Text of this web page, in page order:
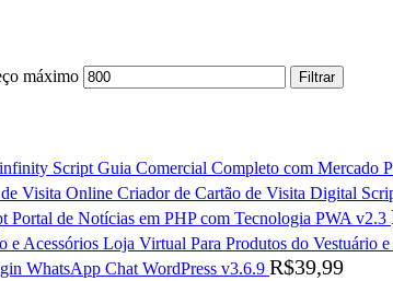
máximo Filtrar
Script Guia Comercial Completo com Mercado
Criador de Cartão de Visita Digital
Portal de Notícias em PHP com Tecnologia PWA v2.3
Loja Virtual Para Produtos do Vestuário
WhatsApp Chat WordPress v3.6.9 R$39,99